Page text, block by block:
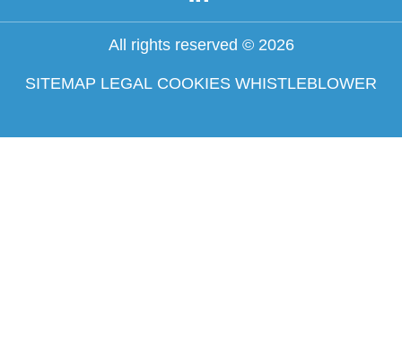
All rights reserved © 2026
SITEMAP LEGAL COOKIES WHISTLEBLOWER